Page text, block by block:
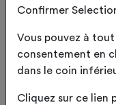
Confirmer
Vous pouvez à
consentement en
dans le coin
Cliquez sur ce lien
Confectionnées à
allient solidité,
écologique.
Disponibles en
vos besoins :
EN LIVRAISON